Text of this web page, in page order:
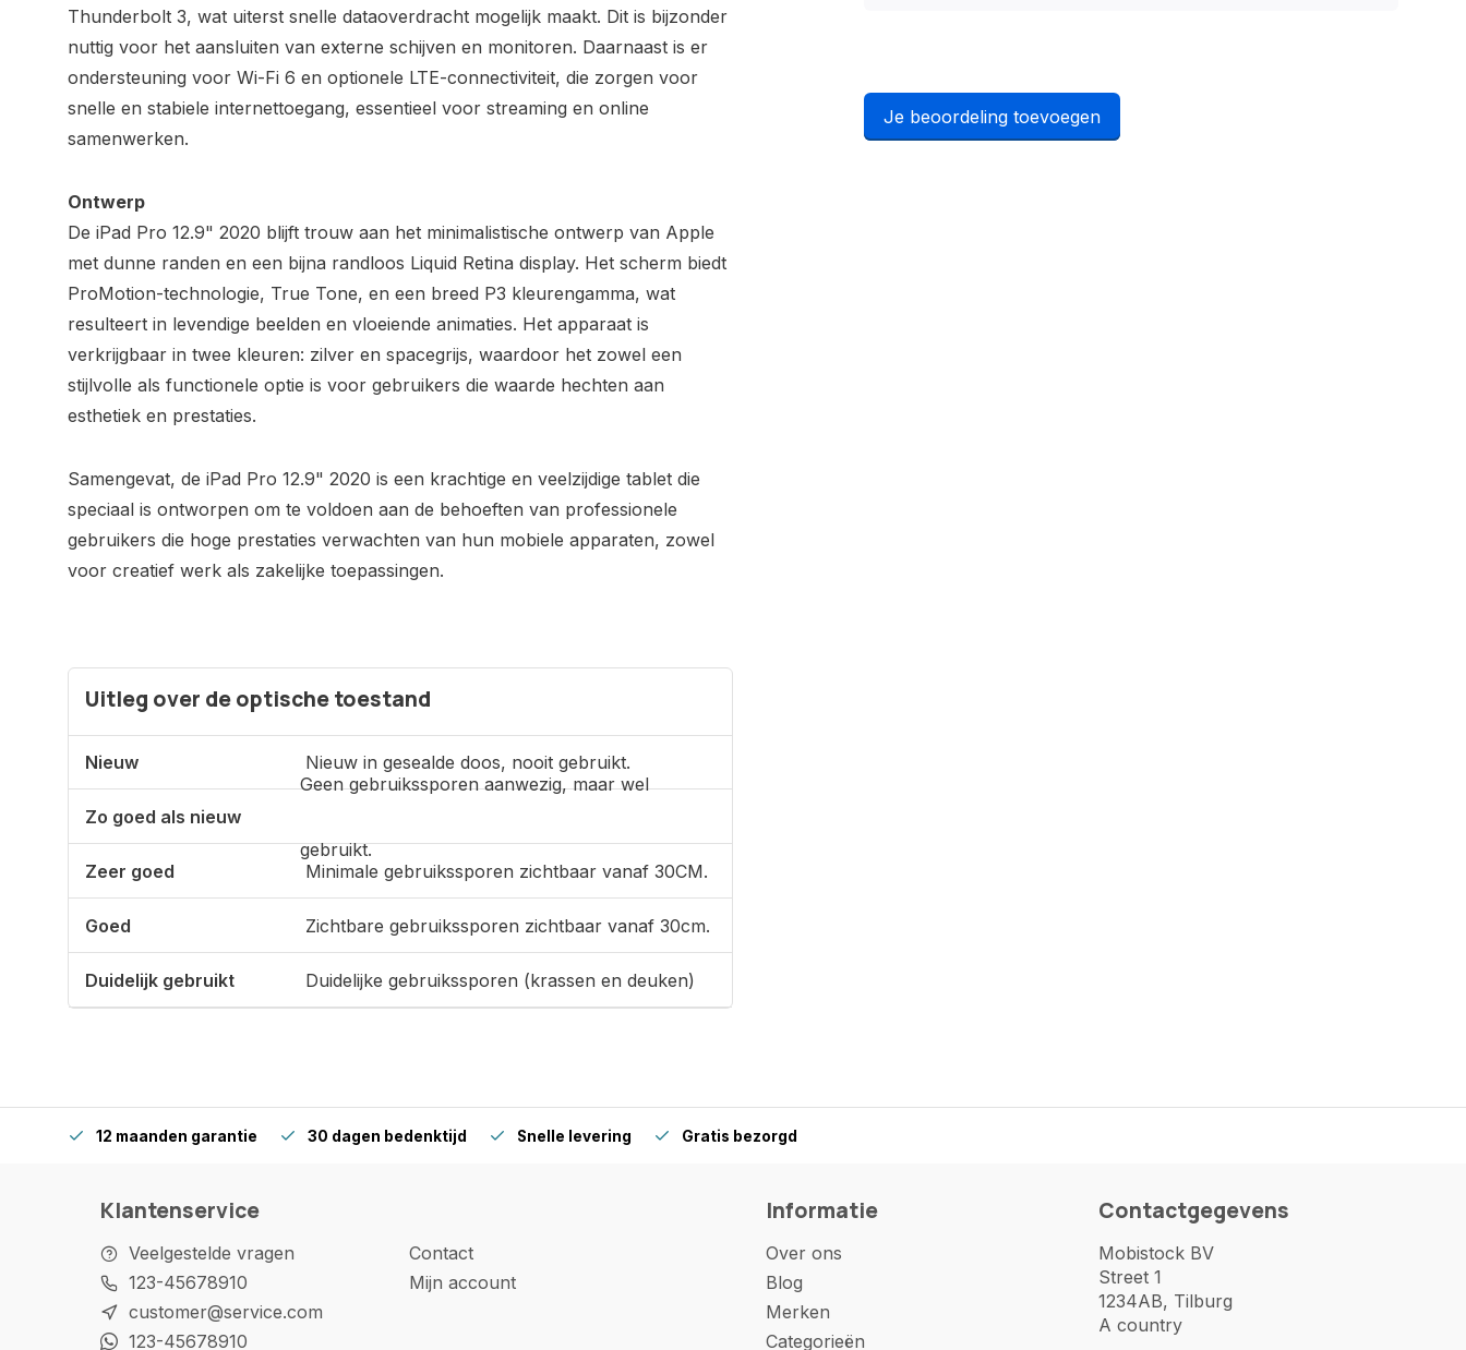
Thunderbolt 3, wat uiterst snelle dataoverdracht mogelijk maakt. Dit is bijzonder
nuttig voor het aansluiten van externe schijven en monitoren. Daarnaast is er
ondersteuning voor Wi-Fi 6 en optionele LTE-connectiviteit, die zorgen voor
snelle en stabiele internettoegang, essentieel voor streaming en online
samenwerken.
Ontwerp
De iPad Pro 12.9" 2020 blijft trouw aan het minimalistische ontwerp van Apple
met dunne randen en een bijna randloos Liquid Retina display. Het scherm biedt
ProMotion-technologie, True Tone, en een breed P3 kleurengamma, wat
resulteert in levendige beelden en vloeiende animaties. Het apparaat is
verkrijgbaar in twee kleuren: zilver en spacegrijs, waardoor het zowel een
stijlvolle als functionele optie is voor gebruikers die waarde hechten aan
esthetiek en prestaties.
Samengevat, de iPad Pro 12.9" 2020 is een krachtige en veelzijdige tablet die
speciaal is ontworpen om te voldoen aan de behoeften van professionele
gebruikers die hoge prestaties verwachten van hun mobiele apparaten, zowel
voor creatief werk als zakelijke toepassingen.
Uitleg over de optische toestand
Nieuw Nieuw in gesealde doos, nooit gebruikt.
Zo goed als nieuw
Geen gebruikssporen aanwezig, maar wel
gebruikt.
Zeer goed
Minimale gebruikssporen zichtbaar vanaf 30CM.
Goed Zichtbare gebruikssporen zichtbaar vanaf 30cm.
Duidelijk gebruikt Duidelijke gebruikssporen (krassen en deuken)
Je beoordeling toevoegen
12 maanden garantie 30 dagen bedenktijd Snelle levering Gratis bezorgd
Klantenservice
Veelgestelde vragen
123-45678910
customer@service.com
123-45678910
Contact
Mijn account
Informatie
Over ons
Blog
Merken
Categorieën
Contactgegevens
Mobistock BV
Street 1
1234AB, Tilburg
A country